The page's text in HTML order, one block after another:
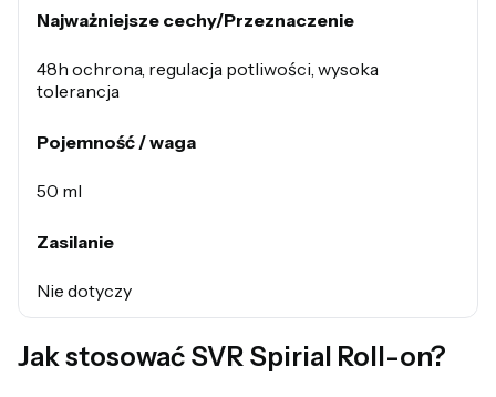
Najważniejsze cechy/Przeznaczenie
48h ochrona, regulacja potliwości, wysoka
tolerancja
Pojemność / waga
50 ml
Zasilanie
Nie dotyczy
Jak stosować SVR Spirial Roll-on?